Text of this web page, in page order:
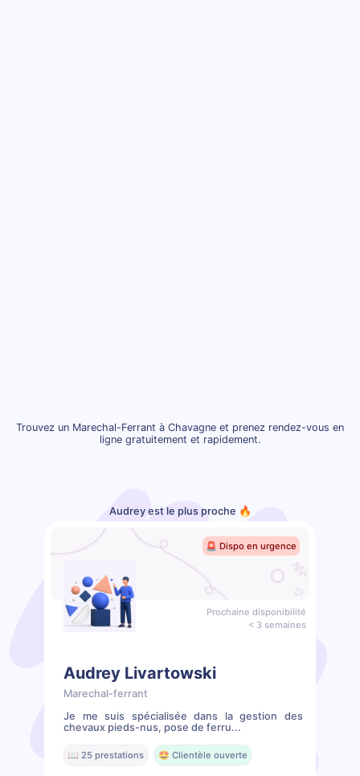
Trouvez un Marechal-Ferrant à Chavagne et prenez rendez-vous en
ligne gratuitement et rapidement.
Audrey est le plus proche 🔥
🚨 Dispo en urgence
Prochaine disponibilité
< 3 semaines
Audrey Livartowski
Marechal-ferrant
Je me suis spécialisée dans la gestion des
chevaux pieds-nus, pose de ferru...
📖 25 prestations 🤩 Clientèle ouverte